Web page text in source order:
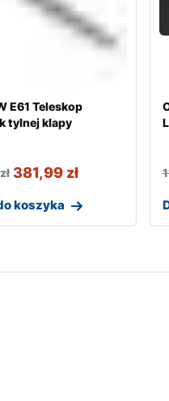
E61 Teleskop
tylnej klapy
zł 381,99 zł
koszyka